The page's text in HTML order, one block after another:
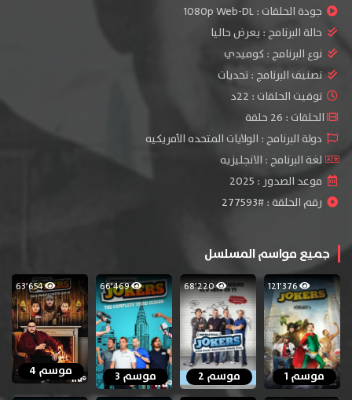
جودة الحلقات :1080p Web-DL
حالة البرنامج : يعرض حاليا
نوع البرنامج :كوميدي
تصنيف البرنامج :تحديات
توقيت الحلقات : 22د
الحلقات : 26 حلقة
دولة البرنامج : الولايات المتحده الأمريكيه
لغة البرنامج : الانجليزيه
موعد الصدور : 2025
رقم الحلقة : #277593
جميع مواسم المسلسل
121٬376
موسم 1
68٬220
موسم 2
66٬469
موسم 3
63٬654
موسم 4